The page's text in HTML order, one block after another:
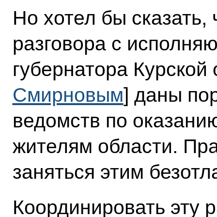
Но хотел бы сказать,
разговора с
губернатора Курской
Смирновым] даны
ведомств по
жителям области.
заняться этим
Координировать эту